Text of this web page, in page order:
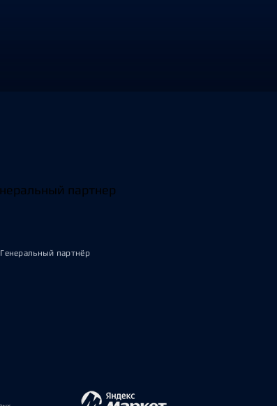
Генеральный партнёр